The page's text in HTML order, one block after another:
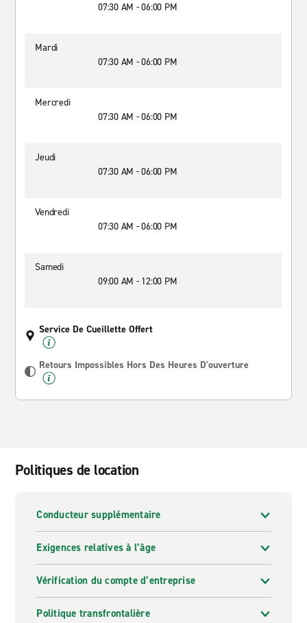
07:30 AM - 06:00 PM
Mardi
07:30 AM - 06:00 PM
Mercredi
07:30 AM - 06:00 PM
Jeudi
07:30 AM - 06:00 PM
Vendredi
07:30 AM - 06:00 PM
Samedi
09:00 AM - 12:00 PM
Service De Cueillette Offert
Retours Impossibles Hors Des Heures D'ouverture
Politiques de location
Conducteur supplémentaire
Exigences relatives à l’âge
Vérification du compte d’entreprise
Politique transfrontalière